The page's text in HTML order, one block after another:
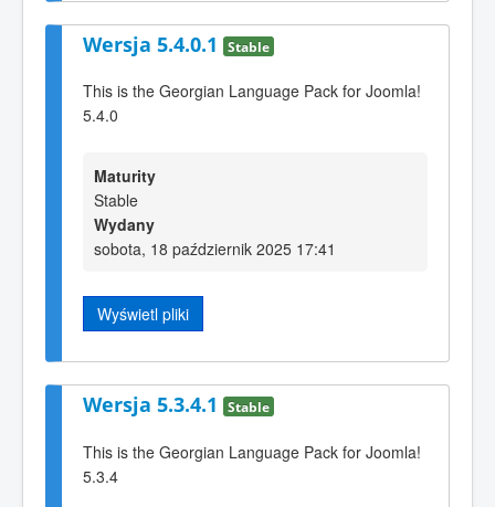
Wersja 5.4.0.1 Stable
This is the Georgian Language Pack for Joomla!
5.4.0
Maturity
Stable
Wydany
sobota, 18 październik 2025 17:41
Wyświetl pliki
Wersja 5.3.4.1 Stable
This is the Georgian Language Pack for Joomla!
5.3.4